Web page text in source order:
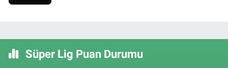
Süper Lig Puan Durumu